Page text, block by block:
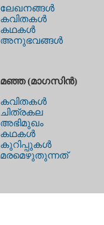
ലേഖനങ്ങള്‍
കവിതകള്‍
കഥകള്‍
അനുഭവങ്ങള്‍
മഞ്ഞ (മാഗസിന്‍)
കവിതകള്‍
ചിത്രകല
അഭിമുഖം
കഥകള്‍
കുറിപ്പുകള്‍
മരമെഴുതുന്നത്